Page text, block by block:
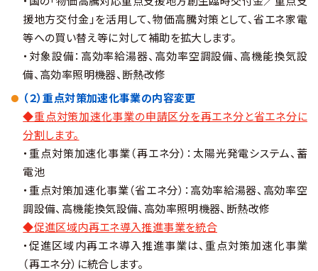
援地方交付金」を活用して、物価高騰対策として、省エネ家電
等への買い替え等に対して補助を拡大します。
・対象設備：高効率給湯器、高効率空調設備、高機能換気設
備、高効率照明機器、断熱改修
（２）重点対策加速化事業の内容変更
◆重点対策加速化事業の申請区分を再エネ分と省エネ分に
分割します。
・重点対策加速化事業（再エネ分）：太陽光発電システム、蓄
電池
・重点対策加速化事業（省エネ分）：高効率給湯器、高効率空
調設備、高機能換気設備、高効率照明機器、断熱改修
◆促進区域内再エネ導入推進事業を統合
・促進区域内再エネ導入推進事業は、重点対策加速化事業
（再エネ分）に統合します。